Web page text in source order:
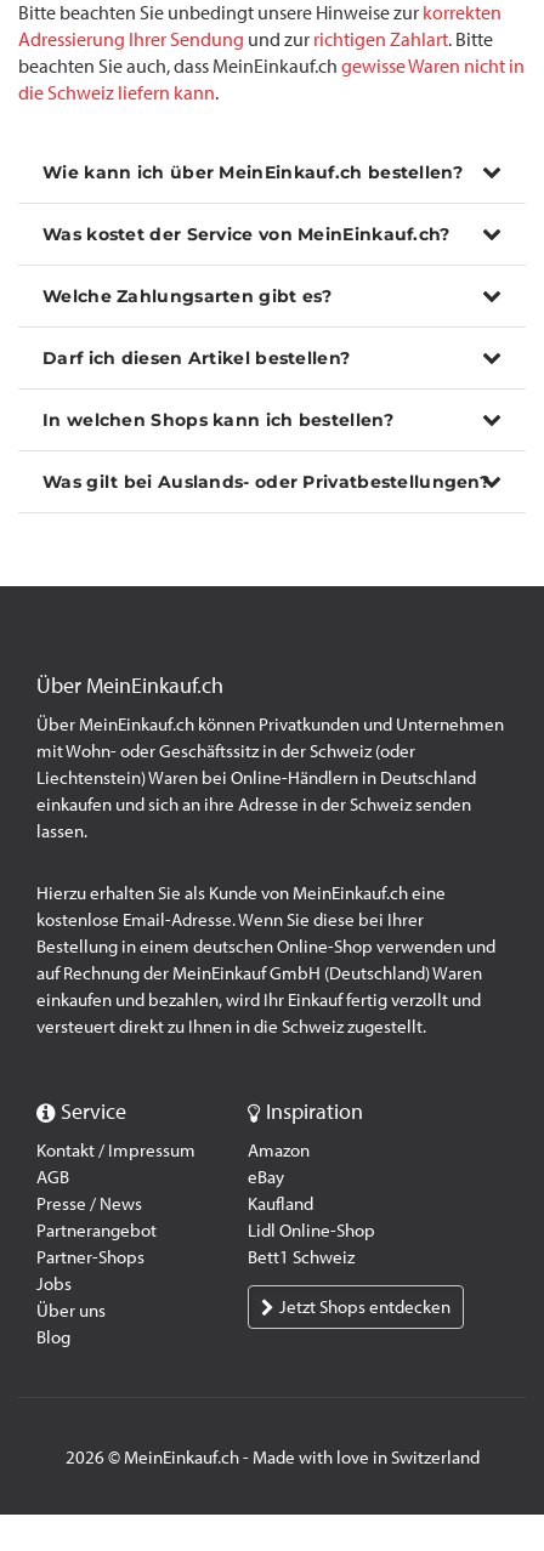
Bitte beachten Sie unbedingt unsere Hinweise zur korrekten
Adressierung Ihrer Sendung und zur richtigen Zahlart. Bitte
beachten Sie auch, dass MeinEinkauf.ch gewisse Waren nicht in
die Schweiz liefern kann.
Wie kann ich über MeinEinkauf.ch bestellen?
Was kostet der Service von MeinEinkauf.ch?
Welche Zahlungsarten gibt es?
Darf ich diesen Artikel bestellen?
In welchen Shops kann ich bestellen?
Was gilt bei Auslands- oder Privatbestellungen?
Über MeinEinkauf.ch
Über MeinEinkauf.ch können Privatkunden und Unternehmen
mit Wohn- oder Geschäftssitz in der Schweiz (oder
Liechtenstein) Waren bei Online-Händlern in Deutschland
einkaufen und sich an ihre Adresse in der Schweiz senden
lassen.
Hierzu erhalten Sie als Kunde von MeinEinkauf.ch eine
kostenlose Email-Adresse. Wenn Sie diese bei Ihrer
Bestellung in einem deutschen Online-Shop verwenden und
auf Rechnung der MeinEinkauf GmbH (Deutschland) Waren
einkaufen und bezahlen, wird Ihr Einkauf fertig verzollt und
versteuert direkt zu Ihnen in die Schweiz zugestellt.
Service
Kontakt / Impressum
AGB
Presse / News
Partnerangebot
Partner-Shops
Jobs
Über uns
Blog
Inspiration
Amazon
eBay
Kaufland
Lidl Online-Shop
Bett1 Schweiz
Jetzt Shops entdecken
2026 © MeinEinkauf.ch - Made with love in Switzerland